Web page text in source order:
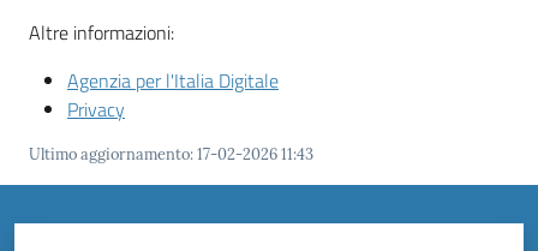
Altre informazioni:
Agenzia per l'Italia Digitale
Privacy
Ultimo aggiornamento:17-02-2026 11:43